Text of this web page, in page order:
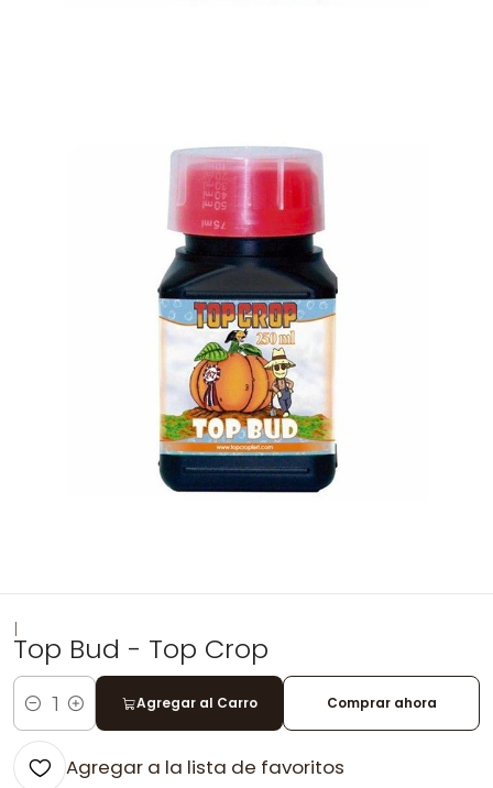
|
Top Bud - Top Crop
Cantidad
Agregar al Carro Comprar ahora
Agregar a la lista de favoritos